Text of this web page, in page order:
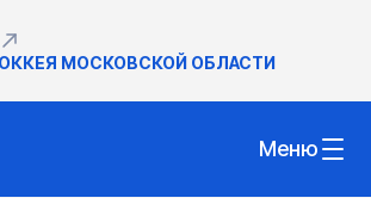
МОСКОВСКОЙ ОБЛАСТИ
Меню